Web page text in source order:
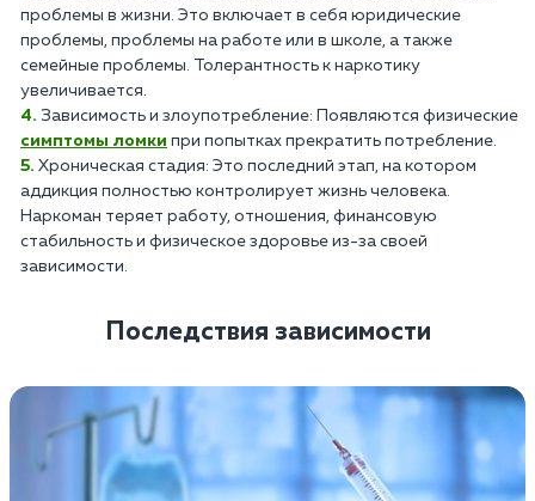
проблемы в жизни. Это включает в себя юридические
проблемы, проблемы на работе или в школе, а также
семейные проблемы. Толерантность к наркотику
увеличивается.
Зависимость и злоупотребление: Появляются физические
симптомы ломки при попытках прекратить потребление.
Хроническая стадия: Это последний этап, на котором
аддикция полностью контролирует жизнь человека.
Наркоман теряет работу, отношения, финансовую
стабильность и физическое здоровье из-за своей
зависимости.
Последствия зависимости